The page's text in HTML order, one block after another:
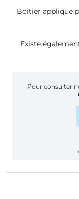
Boîtier applique
Existe
Pour consulter